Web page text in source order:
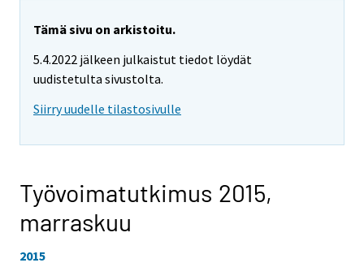
Tämä sivu on arkistoitu.
5.4.2022 jälkeen julkaistut tiedot löydät
uudistetulta sivustolta.
Siirry uudelle tilastosivulle
Työvoimatutkimus 2015,
marraskuu
2015